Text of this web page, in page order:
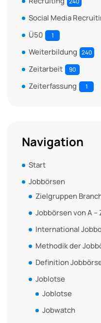
Social Media
Ü50 1
Weiterbildung 240
Zeitarbeit 90
Zeiterfassung 1
Navigation
Start
Jobbörsen
Zielgruppen
Jobbörsen von A –
International
Methodik der
Definition
Joblotse
Joblotse
Jobwatch